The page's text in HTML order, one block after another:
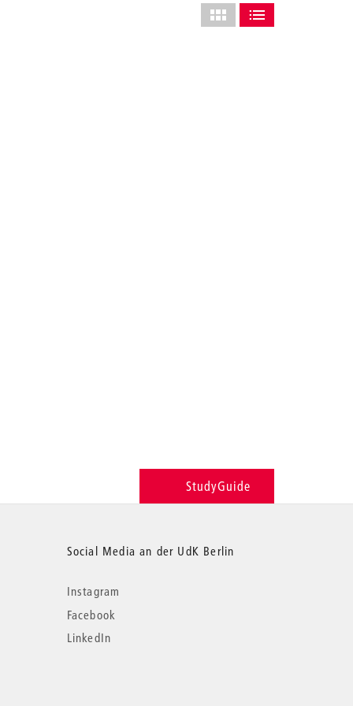
Layout
desALS GRID ANZEIGEN
ALS LISTE
StudyGuide
Social Media an der UdK Berlin
Instagram
Facebook
LinkedIn